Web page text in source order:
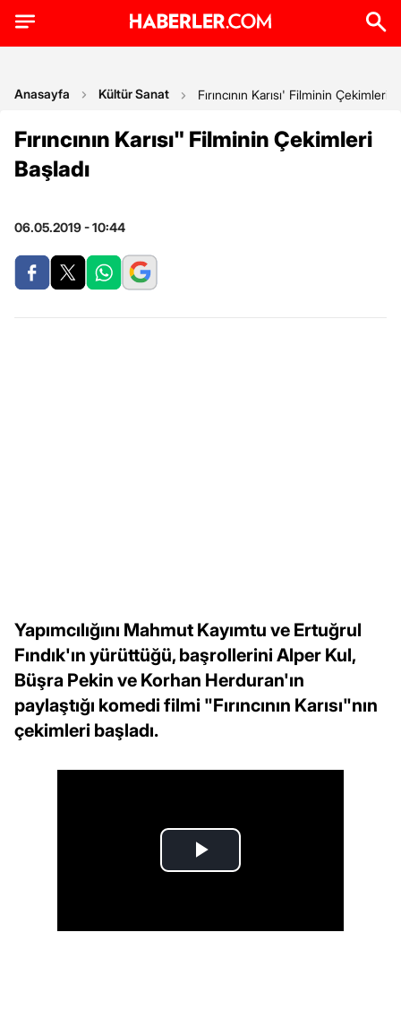
Anasayfa Kültür Sanat Fırıncının Karısı' Filminin Çekimleri
Fırıncının Karısı" Filminin Çekimleri
Başladı
06.05.2019 - 10:44
Yapımcılığını Mahmut Kayımtu ve Ertuğrul
Fındık'ın yürüttüğü, başrollerini Alper Kul,
Büşra Pekin ve Korhan Herduran'ın
paylaştığı komedi filmi "Fırıncının Karısı"nın
çekimleri başladı.